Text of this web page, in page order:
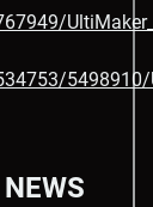
5498910/